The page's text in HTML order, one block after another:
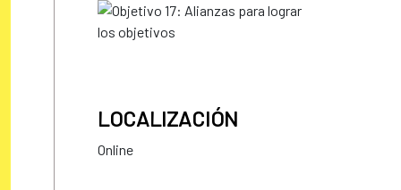
LOCALIZACIÓN
Online